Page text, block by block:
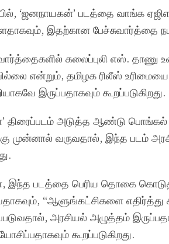
‘ஜனநாயகன்’ படத்தை வாங்க
இதற்கான பேச்சுவார்த்தை
கலைப்புலி எஸ். தாணு
என்றும், தமிழக ரிலீஸ்
இருப்பதாகவும் கூறப்படுகிறது.
திரைப்படம் அடுத்த ஆண்டு பொங்கல்
முன்னால் வருவதால், இந்த படம்
இந்த படத்தை பெரிய தொகை
“ஆளுங்கட்சிகளை
அரசியல் அழுத்தம்
கூறப்படுகிறது.